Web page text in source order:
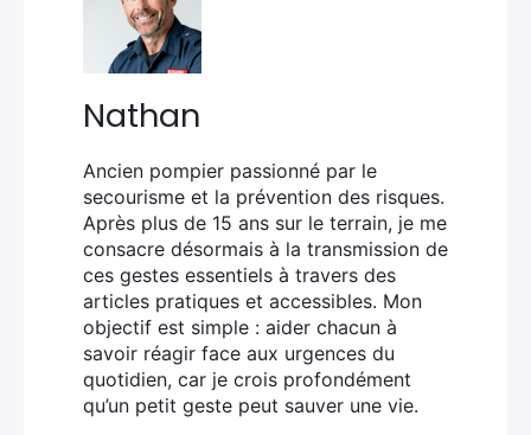
Nathan
Ancien pompier passionné par le
secourisme et la prévention des risques.
Après plus de 15 ans sur le terrain, je me
consacre désormais à la transmission de
ces gestes essentiels à travers des
articles pratiques et accessibles. Mon
objectif est simple : aider chacun à
savoir réagir face aux urgences du
quotidien, car je crois profondément
qu’un petit geste peut sauver une vie.